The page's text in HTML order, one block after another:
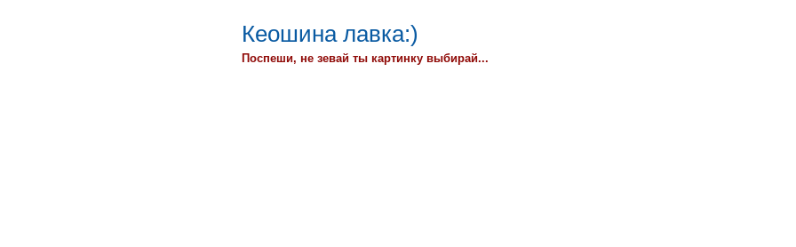
Кеошина лавка:)
Поспеши, не зевай ты картинку выбирай...